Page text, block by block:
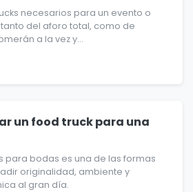
necesarios para un evento o
del aforo total, como de
a la vez y...
un food truck para una
para bodas es una de las formas
originalidad, ambiente y
al gran día.